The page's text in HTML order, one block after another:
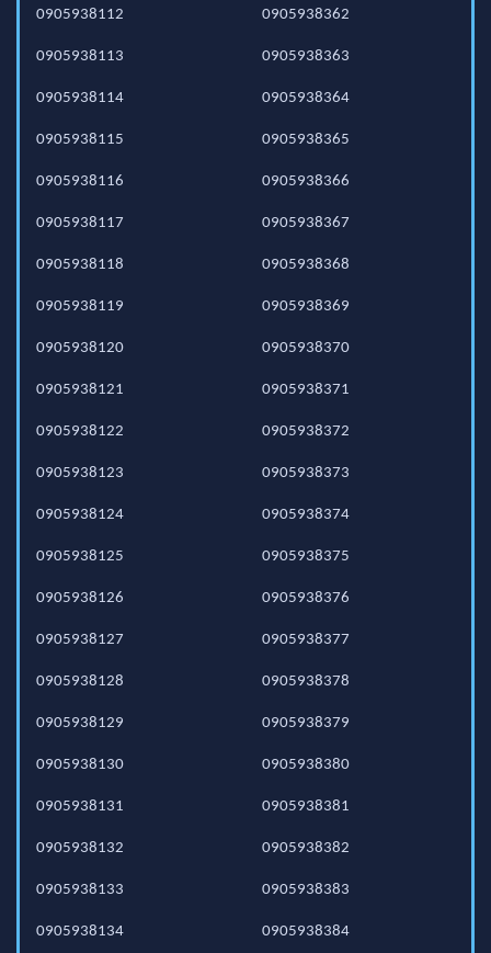
0905938112
0905938113
0905938114
0905938115
0905938116
0905938117
0905938118
0905938119
0905938120
0905938121
0905938122
0905938123
0905938124
0905938125
0905938126
0905938127
0905938128
0905938129
0905938130
0905938131
0905938132
0905938133
0905938134
0905938362
0905938363
0905938364
0905938365
0905938366
0905938367
0905938368
0905938369
0905938370
0905938371
0905938372
0905938373
0905938374
0905938375
0905938376
0905938377
0905938378
0905938379
0905938380
0905938381
0905938382
0905938383
0905938384